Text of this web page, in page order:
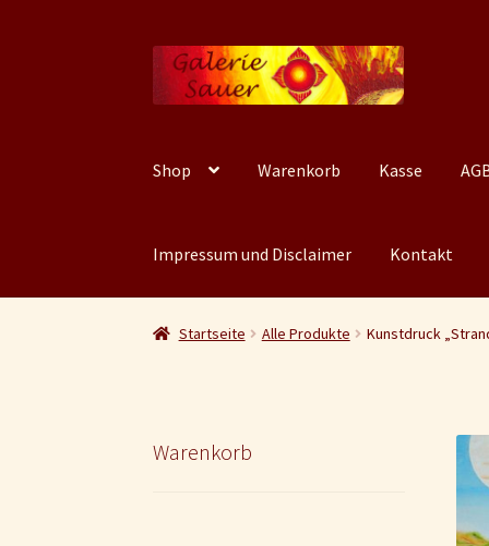
Zur
Navigation
springen
Zum
Inhalt
springen
Shop Warenkorb Kasse
Impressum und Disclaimer Kontakt
Startseite Alle Produkte Kunstdruck
Warenkorb